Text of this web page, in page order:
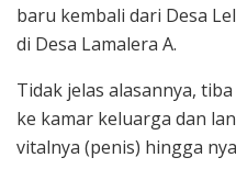
baru kembali dari Desa
di Desa Lamalera A.
Tidak jelas alasannya,
ke kamar keluarga dan
vitalnya (penis) hingga